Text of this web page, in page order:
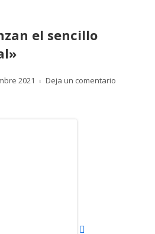
el sencillo
2021 Deja un comentario